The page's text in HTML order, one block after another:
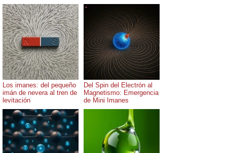
Los imanes: del pequeño
imán de nevera al tren de
levitación
Del Spin del Electrón al
Magnetismo: Emergencia
de Mini Imanes